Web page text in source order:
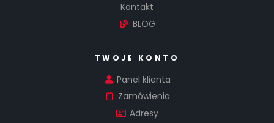
Kontakt
BLOG
TWOJE KONTO
Panel klienta
Zamówienia
Adresy